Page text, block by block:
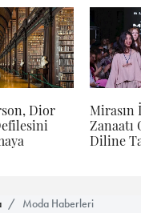
Dior
Mirasın
Zanaatı
Diline
Moda Haberleri